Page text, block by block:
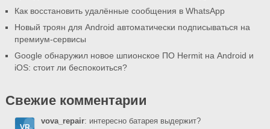
Как восстановить удалённые сообщения в WhatsApp
Новый троян для Android автоматически подписываться на
премиум-сервисы
Google обнаружил новое шпионское ПО Hermit на Android и
iOS: стоит ли беспокоиться?
Свежие комментарии
vova_repair: интересно батарея выдержит?